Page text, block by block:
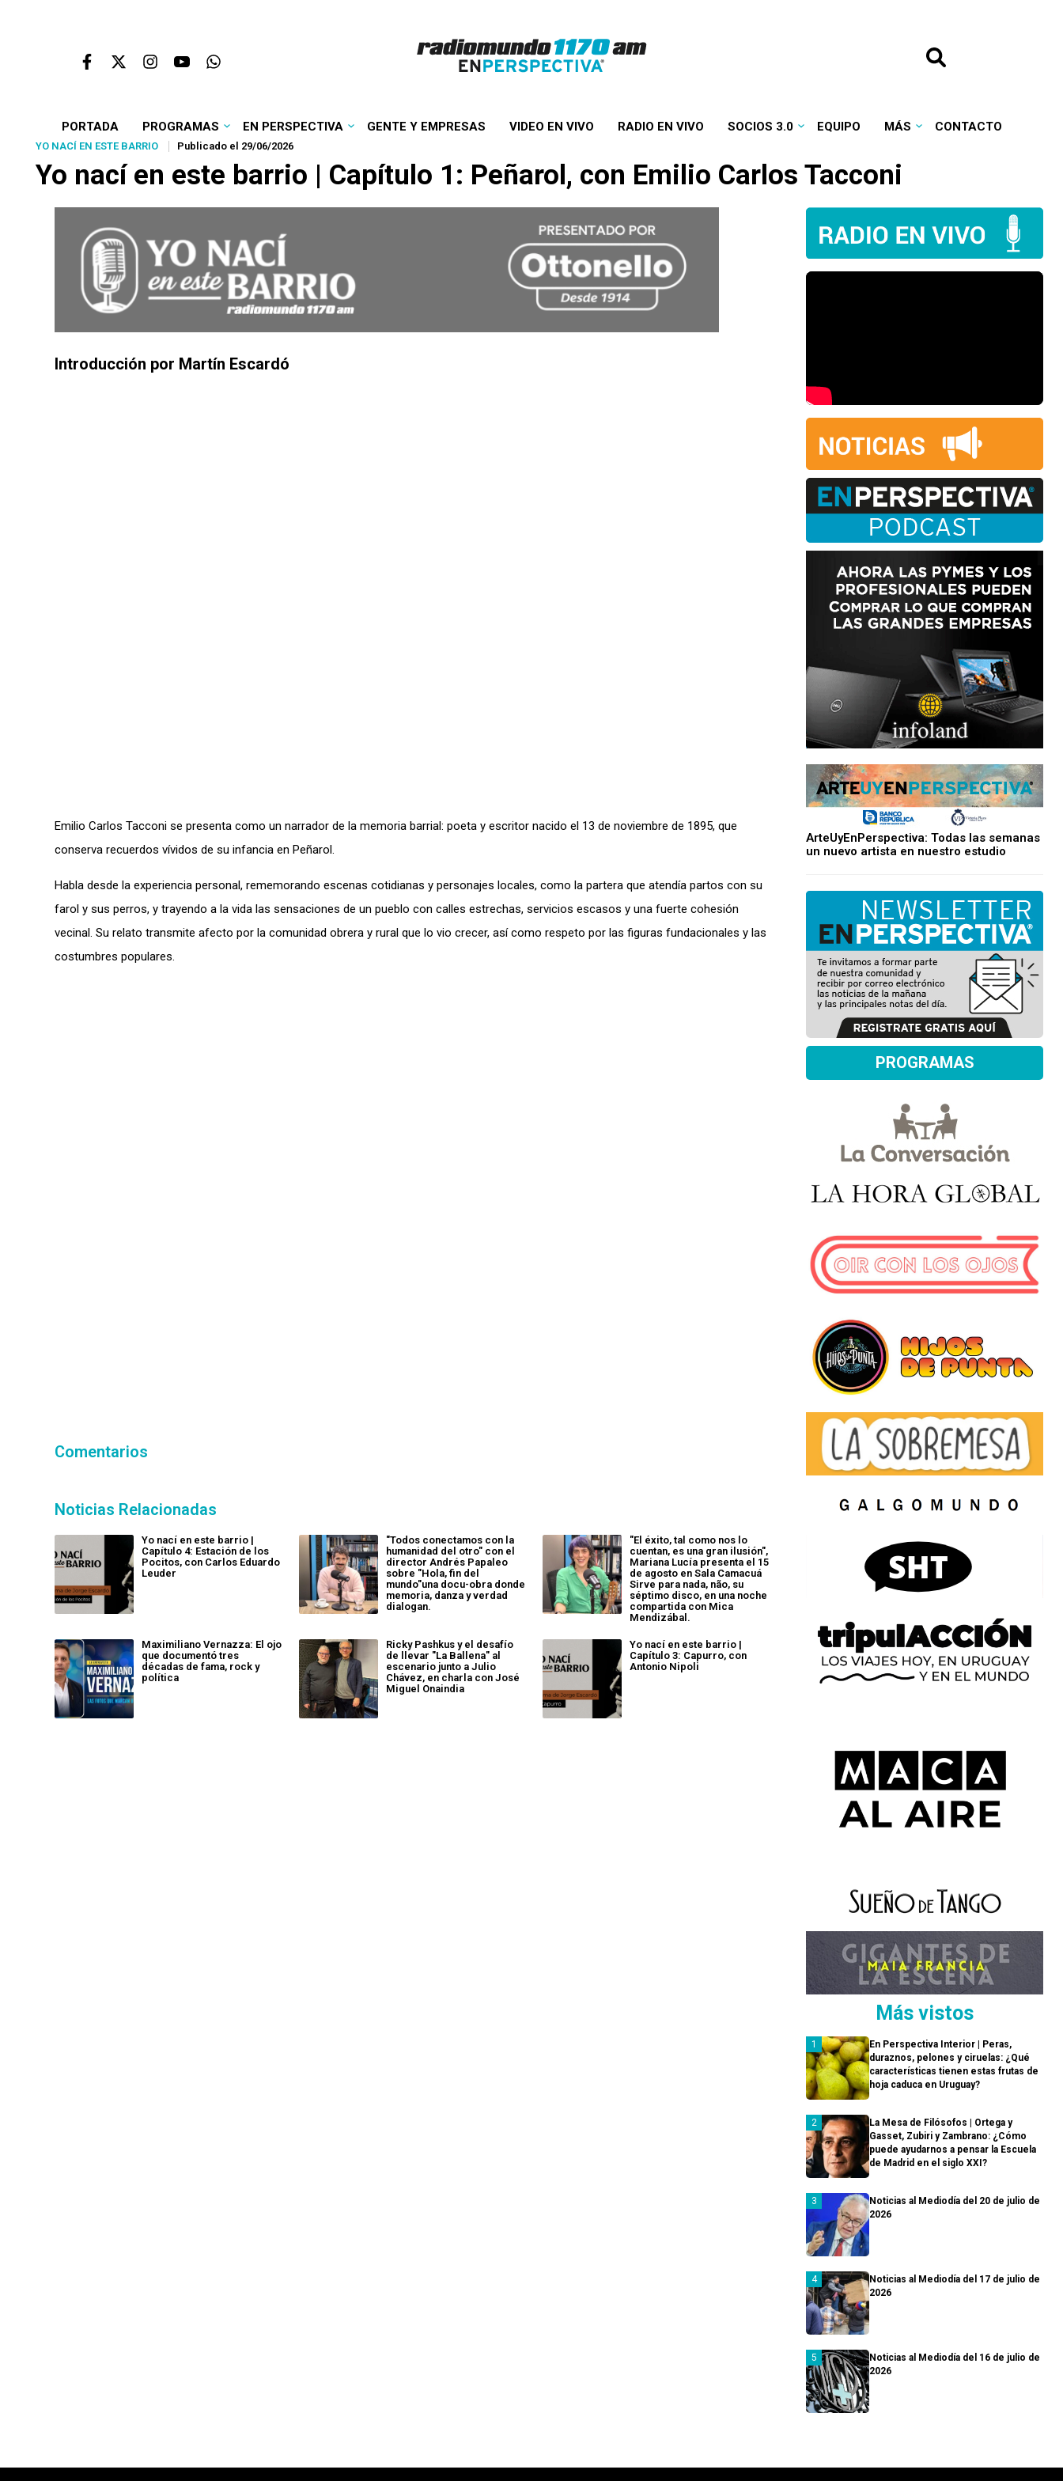
PORTADA PROGRAMAS EN PERSPECTIVA GENTE Y EMPRESAS VIDEO EN VIVO RADIO EN VIVO SOCIOS 3.0 EQUIPO MÁS CONTACTO
YO NACÍ EN ESTE BARRIO Publicado el 29/06/2026
Yo nací en este barrio | Capítulo 1: Peñarol, con Emilio Carlos Tacconi
Introducción por Martín Escardó
Emilio Carlos Tacconi se presenta como un narrador de la memoria barrial: poeta y escritor nacido el 13 de noviembre de 1895, que
conserva recuerdos vívidos de su infancia en Peñarol.
Habla desde la experiencia personal, rememorando escenas cotidianas y personajes locales, como la partera que atendía partos con su
farol y sus perros, y trayendo a la vida las sensaciones de un pueblo con calles estrechas, servicios escasos y una fuerte cohesión
vecinal. Su relato transmite afecto por la comunidad obrera y rural que lo vio crecer, así como respeto por las figuras fundacionales y las
costumbres populares.
Comentarios
Noticias Relacionadas
Yo nací en este barrio |
Capítulo 4: Estación de los
Pocitos, con Carlos Eduardo
Leuder
"Todos conectamos con la
humanidad del otro" con el
director Andrés Papaleo
sobre "Hola, fin del
mundo"una docu-obra donde
memoria, danza y verdad
dialogan.
"El éxito, tal como nos lo
cuentan, es una gran ilusión",
Mariana Lucía presenta el 15
de agosto en Sala Camacuá
Sirve para nada, não, su
séptimo disco, en una noche
compartida con Mica
Mendizábal.
Maximiliano Vernazza: El ojo
que documentó tres
décadas de fama, rock y
política
Ricky Pashkus y el desafío
de llevar "La Ballena" al
escenario junto a Julio
Chávez, en charla con José
Miguel Onaindia
Yo nací en este barrio |
Capítulo 3: Capurro, con
Antonio Nipoli
ArteUyEnPerspectiva: Todas las semanas
un nuevo artista en nuestro estudio
PROGRAMAS
Más vistos
En Perspectiva Interior | Peras,
duraznos, pelones y ciruelas: ¿Qué
características tienen estas frutas de
hoja caduca en Uruguay?
La Mesa de Filósofos | Ortega y
Gasset, Zubiri y Zambrano: ¿Cómo
puede ayudarnos a pensar la Escuela
de Madrid en el siglo XXI?
Noticias al Mediodía del 20 de julio de
2026
Noticias al Mediodía del 17 de julio de
2026
Noticias al Mediodía del 16 de julio de
2026